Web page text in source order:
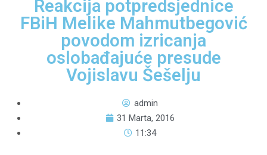
Reakcija potpredsjednice
FBiH Melike Mahmutbegović
povodom izricanja
oslobađajuće presude
Vojislavu Šešelju
admin
31 Marta, 2016
11:34